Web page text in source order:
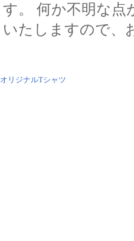
す。 何か不明な点
いたしますので、
オリジナルTシャツ